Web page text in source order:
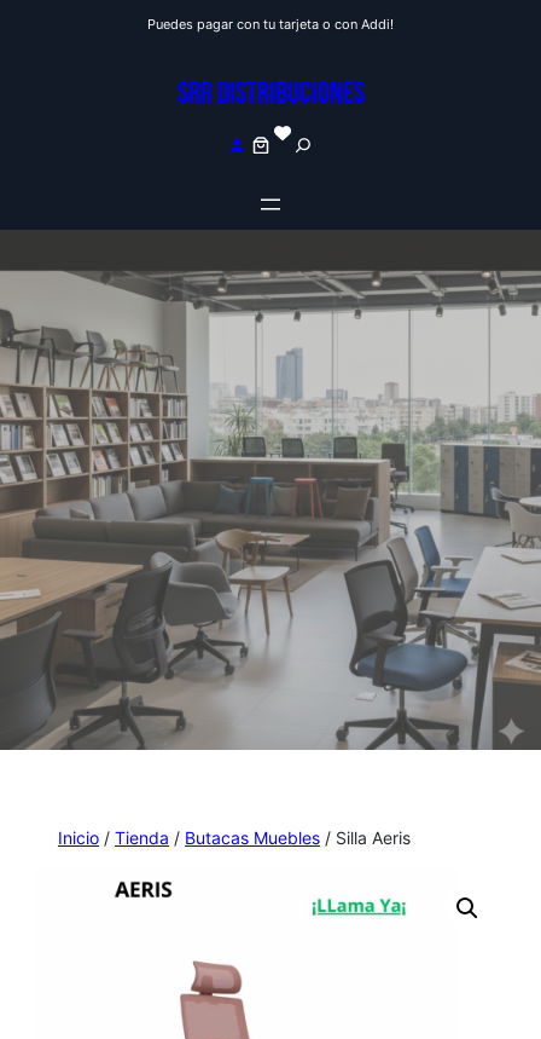
Puedes pagar con tu tarjeta o con Addi!
SRR DISTRIBUCIONES
S
e
h
Inicio / Tienda / Butacas Muebles / Silla Aeris